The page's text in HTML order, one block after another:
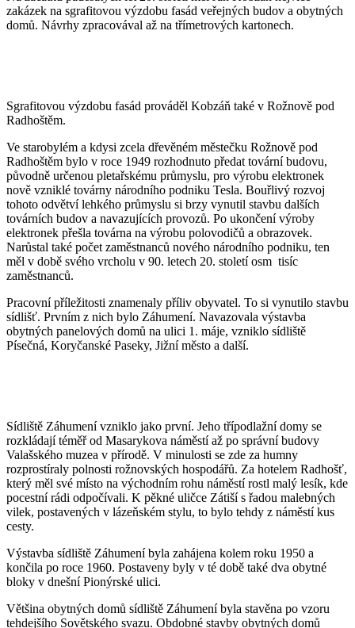
zakázek na sgrafitovou výzdobu fasád veřejných budov a obytných
domů. Návrhy zpracovával až na třímetrových kartonech.
Sgrafitovou výzdobu fasád prováděl Kobzáň také v Rožnově pod
Radhoštěm.
Ve starobylém a kdysi zcela dřevěném městečku Rožnově pod
Radhoštěm bylo v roce 1949 rozhodnuto předat tovární budovu,
původně určenou pletařskému průmyslu, pro výrobu elektronek
nově vzniklé továrny národního podniku Tesla. Bouřlivý rozvoj
tohoto odvětví lehkého průmyslu si brzy vynutil stavbu dalších
továrních budov a navazujících provozů. Po ukončení výroby
elektronek přešla továrna na výrobu polovodičů a obrazovek.
Narůstal také počet zaměstnanců nového národního podniku, ten
měl v době svého vrcholu v 90. letech 20. století osm tisíc
zaměstnanců.
Pracovní příležitosti znamenaly příliv obyvatel. To si vynutilo stavbu
sídlišť. Prvním z nich bylo Záhumení. Navazovala výstavba
obytných panelových domů na ulici 1. máje, vzniklo sídliště
Písečná, Koryčanské Paseky, Jižní město a další.
Sídliště Záhumení vzniklo jako první. Jeho třípodlažní domy se
rozkládají téměř od Masarykova náměstí až po správní budovy
Valašského muzea v přírodě. V minulosti se zde za humny
rozprostíraly polnosti rožnovských hospodářů. Za hotelem Radhošť,
který měl své místo na východním rohu náměstí rostl malý lesík, kde
pocestní rádi odpočívali. K pěkné uličce Zátiší s řadou malebných
vilek, postavených v lázeňském stylu, to bylo tehdy z náměstí kus
cesty.
Výstavba sídliště Záhumení byla zahájena kolem roku 1950 a
končila po roce 1960. Postaveny byly v té době také dva obytné
bloky v dnešní Pionýrské ulici.
Většina obytných domů sídliště Záhumení byla stavěna po vzoru
tehdejšího Sovětského svazu. Obdobné stavby obytných domů